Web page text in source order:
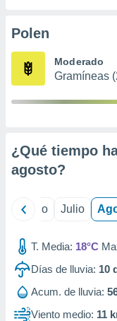
e
mediante
de
1199
Polen
Moderado
Gramíneas
¿Qué tiempo
agosto?
Junio Julio
T. Media: 18°C
Días de lluvia: 10
Acum. de lluvia:
Viento medio: 11